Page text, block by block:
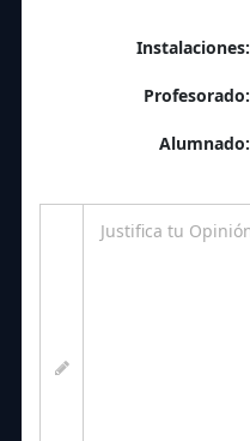
Instalaciones:
Profesorado:
Alumnado: